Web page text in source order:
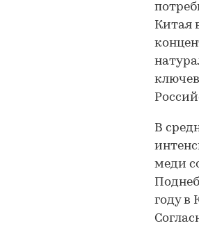
Китая
В
меди
году в